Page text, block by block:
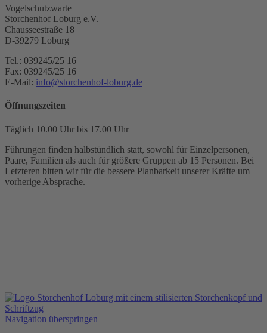
Vogelschutzwarte
Storchenhof Loburg e.V.
Chausseestraße 18
D-39279 Loburg
Tel.: 039245/25 16
Fax: 039245/25 16
E-Mail: info@storchenhof-loburg.de
Öffnungszeiten
Täglich 10.00 Uhr bis 17.00 Uhr
Führungen finden halbstündlich statt, sowohl für Einzelpersonen,
Paare, Familien als auch für größere Gruppen ab 15 Personen. Bei
Letzteren bitten wir für die bessere Planbarkeit unserer Kräfte um
vorherige Absprache.
Navigation überspringen